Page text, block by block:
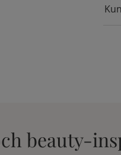
beauty-